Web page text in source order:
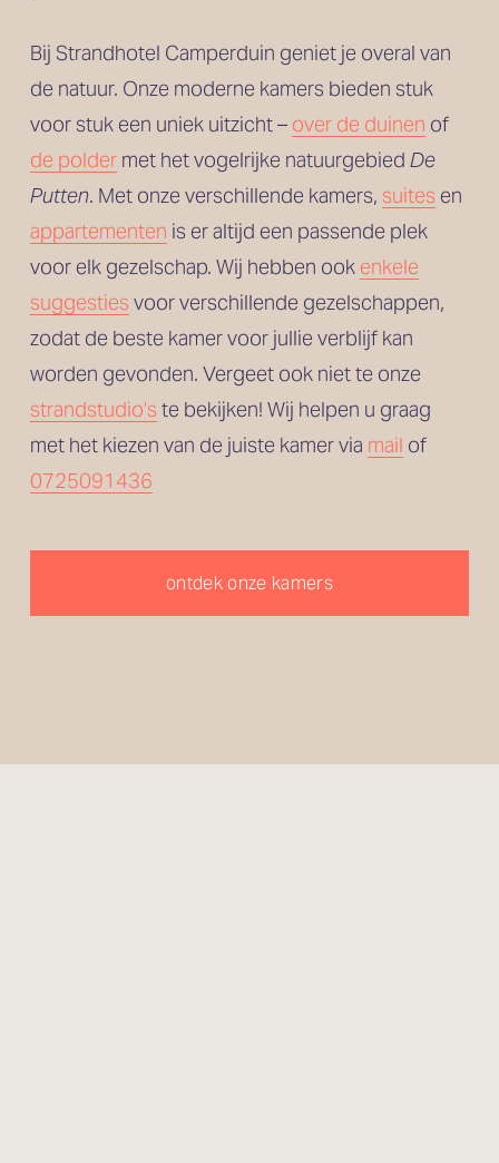
Bij Strandhotel Camperduin geniet je overal van
de natuur. Onze moderne kamers bieden stuk
voor stuk een uniek uitzicht – over de duinen
of
de polder met het vogelrijke natuurgebied De
Putten. Met onze verschillende kamers, suites en
appartementen is er altijd een passende plek
voor elk gezelschap. Wij hebben ook enkele
suggesties voor verschillende gezelschappen,
zodat de beste kamer voor jullie verblijf kan
strandstudio’s te bekijken! Wij helpen u graag
met het kiezen van de juiste kamer via mail
of
0725091436
ontdek onze kamers